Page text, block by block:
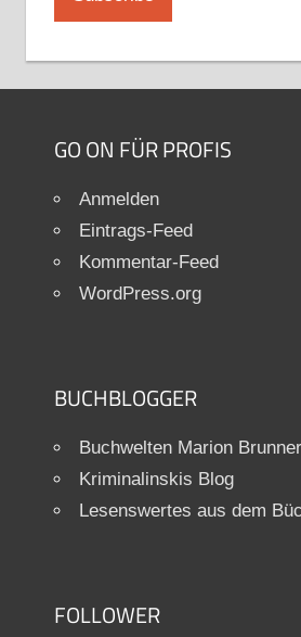
GO ON FÜR PROFIS
Anmelden
Eintrags-Feed
Kommentar-Feed
WordPress.org
BUCHBLOGGER
Buchwelten Marion Brunner
Kriminalinskis Blog
Lesenswertes aus dem
FOLLOWER